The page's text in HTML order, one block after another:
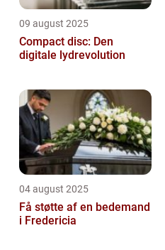
09 august 2025
Compact disc: Den
digitale lydrevolution
04 august 2025
Få støtte af en bedemand
i Fredericia